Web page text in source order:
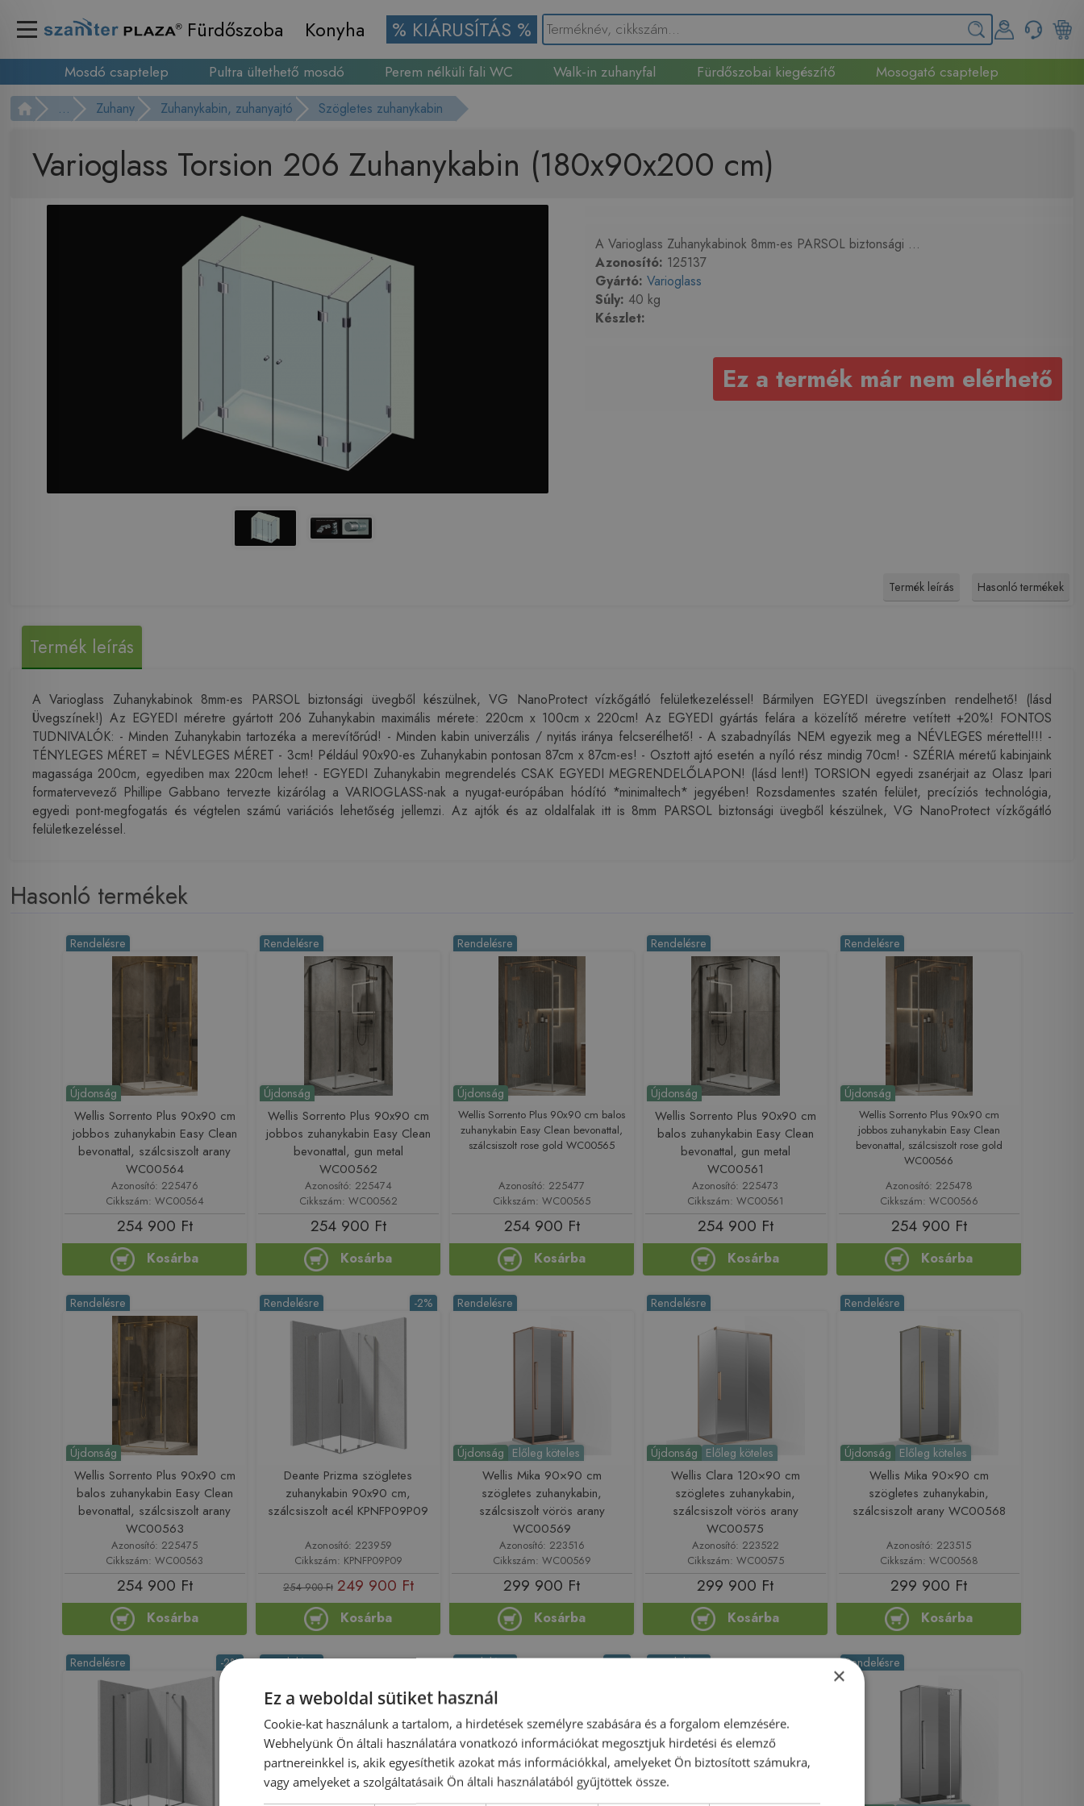
Fürdőszoba Konyha % KIÁRUSÍTÁS %
Mosdó csaptelep Pultra ültethető mosdó Perem nélküli fali WC Walk-in zuhanyfal Fürdőszobai kiegészítő
Mosogató csaptelep
... Zuhany Zuhanykabin, zuhanyajtó Szögletes zuhanykabin
Varioglass Torsion 206 Zuhanykabin (180x90x200 cm)
A Varioglass Zuhanykabinok 8mm-es PARSOL biztonsági ...
Azonosító: 125137
Gyártó: Varioglass
Súly: 40 kg
Készlet:
Ez a termék már nem elérhető
Termék leírás Hasonló termékek
Termék leírás
A Varioglass Zuhanykabinok 8mm-es PARSOL biztonsági üvegből készülnek, VG NanoProtect vízkőgátló felületkezeléssel! Bármilyen EGYEDI üvegszínben rendelhető! (lásd
Üvegszínek!) Az EGYEDI méretre gyártott 206 Zuhanykabin maximális mérete: 220cm x 100cm x 220cm! Az EGYEDI gyártás felára a közelítő méretre vetített +20%! FONTOS
TUDNIVALÓK: - Minden Zuhanykabin tartozéka a merevítőrúd! - Minden kabin univerzális / nyitás iránya felcserélhető! - A szabadnyílás NEM egyezik meg a NÉVLEGES mérettel!!! -
TÉNYLEGES MÉRET = NÉVLEGES MÉRET - 3cm! Például 90x90-es Zuhanykabin pontosan 87cm x 87cm-es! - Osztott ajtó esetén a nyíló rész mindig 70cm! - SZÉRIA méretű kabinjaink
magassága 200cm, egyediben max 220cm lehet! - EGYEDI Zuhanykabin megrendelés CSAK EGYEDI MEGRENDELŐLAPON! (lásd lent!) TORSION egyedi zsanérjait az Olasz Ipari
formatervevező Phillipe Gabbano tervezte kizárólag a VARIOGLASS-nak a nyugat-európában hódító *minimaltech* jegyében! Rozsdamentes szatén felület, precíziós technológia,
egyedi pont-megfogatás és végtelen számú variációs lehetőség jellemzi. Az ajtók és az oldalfalak itt is 8mm PARSOL biztonsági üvegből készülnek, VG NanoProtect vízkőgátló
felületkezeléssel.
Hasonló termékek
Újdonság
Rendelésre
Wellis Sorrento Plus 90x90 cm
jobbos zuhanykabin Easy Clean
bevonattal, szálcsiszolt arany
WC00564
Azonosító: 225476
Cikkszám: WC00564
254 900 Ft
Kosárba
Újdonság
Rendelésre
Wellis Sorrento Plus 90x90 cm
jobbos zuhanykabin Easy Clean
bevonattal, gun metal
WC00562
Azonosító: 225474
Cikkszám: WC00562
254 900 Ft
Kosárba
Újdonság
Rendelésre
Wellis Sorrento Plus 90x90 cm balos
zuhanykabin Easy Clean bevonattal,
szálcsiszolt rose gold WC00565
Azonosító: 225477
Cikkszám: WC00565
254 900 Ft
Kosárba
Újdonság
Rendelésre
Wellis Sorrento Plus 90x90 cm
balos zuhanykabin Easy Clean
bevonattal, gun metal
WC00561
Azonosító: 225473
Cikkszám: WC00561
254 900 Ft
Kosárba
Újdonság
Rendelésre
Wellis Sorrento Plus 90x90 cm
jobbos zuhanykabin Easy Clean
bevonattal, szálcsiszolt rose gold
WC00566
Azonosító: 225478
Cikkszám: WC00566
254 900 Ft
Kosárba
Újdonság
Rendelésre
Wellis Sorrento Plus 90x90 cm
balos zuhanykabin Easy Clean
bevonattal, szálcsiszolt arany
WC00563
Azonosító: 225475
Cikkszám: WC00563
254 900 Ft
Kosárba
-2%
Rendelésre
Deante Prizma szögletes
zuhanykabin 90x90 cm,
szálcsiszolt acél KPNFP09P09
Azonosító: 223959
Cikkszám: KPNFP09P09
254 900 Ft 249 900 Ft
Kosárba
Újdonság Előleg köteles
Rendelésre
Wellis Mika 90×90 cm
szögletes zuhanykabin,
szálcsiszolt vörös arany
WC00569
Azonosító: 223516
Cikkszám: WC00569
299 900 Ft
Kosárba
Újdonság Előleg köteles
Rendelésre
Wellis Clara 120×90 cm
szögletes zuhanykabin,
szálcsiszolt vörös arany
WC00575
Azonosító: 223522
Cikkszám: WC00575
299 900 Ft
Kosárba
Újdonság Előleg köteles
Rendelésre
Wellis Mika 90×90 cm
szögletes zuhanykabin,
szálcsiszolt arany WC00568
Azonosító: 223515
Cikkszám: WC00568
299 900 Ft
Kosárba
-2%
Rendelésre Rendelésre -2%
Rendelésre Rendelésre Rendelésre
×
Ez a weboldal sütiket használ
Cookie-kat használunk a tartalom, a hirdetések személyre szabására és a forgalom elemzésére.
Webhelyünk Ön általi használatára vonatkozó információkat megosztjuk hirdetési és elemző
partnereinkkel is, akik egyesíthetik azokat más információkkal, amelyeket Ön biztosított számukra,
vagy amelyeket a szolgáltatásaik Ön általi használatából gyűjtöttek össze.